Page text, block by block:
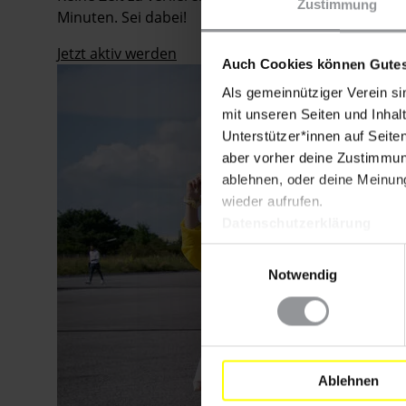
Zustimmung
Auch Cookies können
Als gemeinnütziger Verein
mit unseren Seiten und
Unterstützer*innen auf
aber vorher deine
ablehnen, oder deine
wieder aufrufen.
Notwendig
Ablehnen
Gymnasium
Erwitte
Nordrhein-
Dezember
Huckebrink
Minuten. Sei dabei!
Jetzt aktiv werden